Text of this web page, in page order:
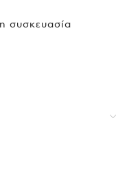
συσκευασία